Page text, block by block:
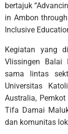
bertajuk
in Ambon
Inclusive
Kegiatan yang
Vlissingen Balai
sama lintas
Universitas
Australia,
Tifa Damai
dan komunitas